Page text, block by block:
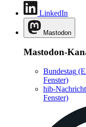
LinkedIn
Mastodon
Mastodon-
Bundestag
Fenster)
hib-
Fenster)